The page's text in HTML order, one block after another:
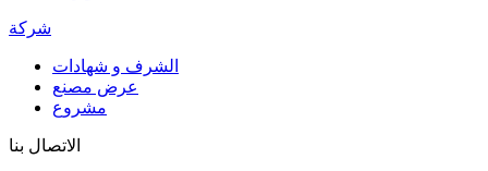
شركة
الشرف و شهادات
عرض مصنع
مشروع
الاتصال بنا